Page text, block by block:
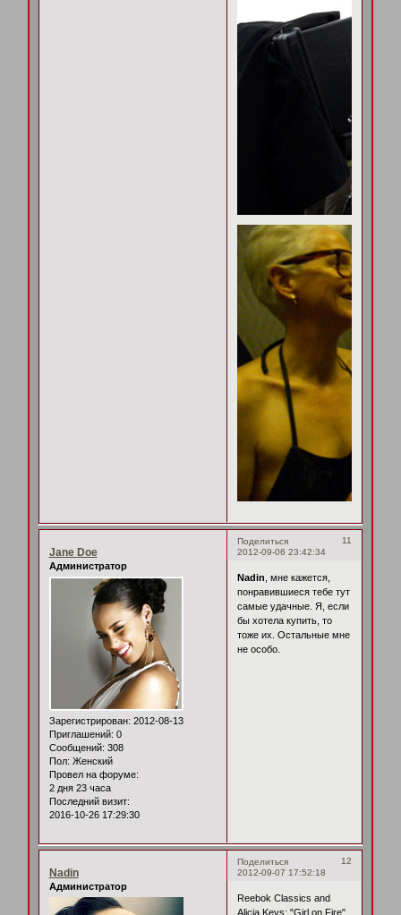
Поделиться
11
2012-09-06 23:42:34
Jane Doe
Администратор
Зарегистрирован: 2012-08-13
Приглашений: 0
Сообщений: 308
Пол: Женский
Провел на форуме:
2 дня 23 часа
Последний визит:
2016-10-26 17:29:30
Nadin , мне кажется,
понравившиеся тебе тут
самые удачные. Я, если
бы хотела купить, то
тоже их. Остальные мне
не особо.
Поделиться
12
2012-09-07 17:52:18
Nadin
Администратор
Reebok Classics and
Alicia Keys: "Girl on Fire"